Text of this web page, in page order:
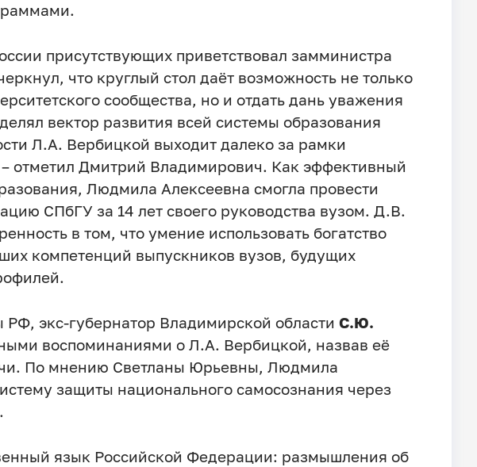
присутствующих приветствовал замминистра
что круглый стол даёт возможность не только
сообщества, но и отдать дань уважения
вектор развития всей системы образования
Л.А. Вербицкой выходит далеко за рамки
отметил Дмитрий Владимирович. Как эффективный
Людмила Алексеевна смогла провести
СПбГУ за 14 лет своего руководства вузом. Д.В.
в том, что умение использовать богатство
компетенций выпускников вузов, будущих
РФ, экс-губернатор Владимирской области С.Ю.
воспоминаниями о Л.А. Вербицкой, назвав её
По мнению Светланы Юрьевны, Людмила
защиты национального самосознания через
язык Российской Федерации: размышления об